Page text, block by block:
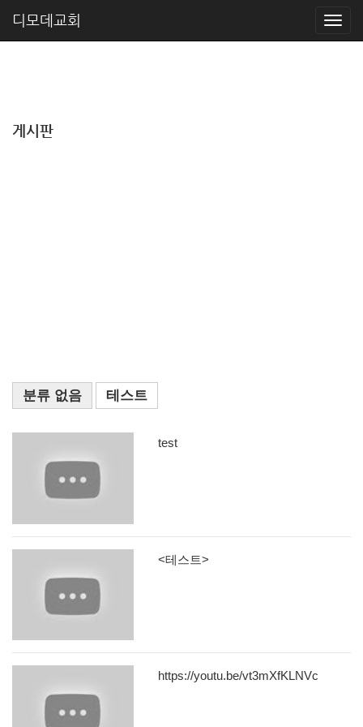
디모데교회
게시판
분류 없음 테스트
test
<테스트>
https://youtu.be/vt3mXfKLNVc